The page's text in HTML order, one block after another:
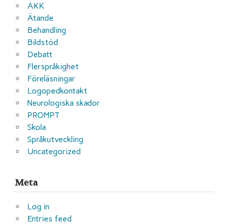
AKK
Ätande
Behandling
Bildstöd
Debatt
Flerspråkighet
Föreläsningar
Logopedkontakt
Neurologiska skador
PROMPT
Skola
Språkutveckling
Uncategorized
Meta
Log in
Entries feed